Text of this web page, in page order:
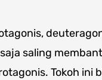
saling
Tokoh ini